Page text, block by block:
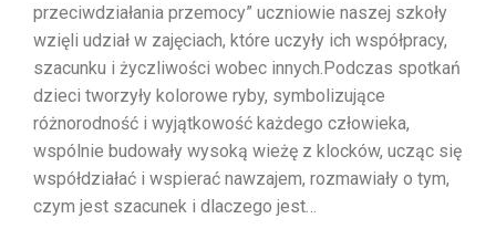
przeciwdziałania przemocy” uczniowie naszej szkoły
wzięli udział w zajęciach, które uczyły ich współpracy,
szacunku i życzliwości wobec innych.Podczas spotkań
dzieci tworzyły kolorowe ryby, symbolizujące
różnorodność i wyjątkowość każdego człowieka,
wspólnie budowały wysoką wieżę z klocków, ucząc się
współdziałać i wspierać nawzajem, rozmawiały o tym,
czym jest szacunek i dlaczego jest…